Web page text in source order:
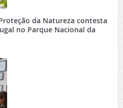
da Natureza contesta
no Parque Nacional da